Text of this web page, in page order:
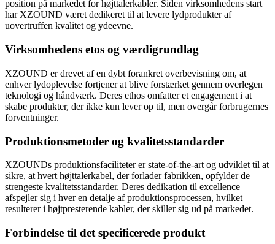
position på markedet for højttalerkabler. Siden virksomhedens start
har XZOUND været dedikeret til at levere lydprodukter af
uovertruffen kvalitet og ydeevne.
Virksomhedens etos og værdigrundlag
XZOUND er drevet af en dybt forankret overbevisning om, at
enhver lydoplevelse fortjener at blive forstærket gennem overlegen
teknologi og håndværk. Deres ethos omfatter et engagement i at
skabe produkter, der ikke kun lever op til, men overgår forbrugernes
forventninger.
Produktionsmetoder og kvalitetsstandarder
XZOUNDs produktionsfaciliteter er state-of-the-art og udviklet til at
sikre, at hvert højttalerkabel, der forlader fabrikken, opfylder de
strengeste kvalitetsstandarder. Deres dedikation til excellence
afspejler sig i hver en detalje af produktionsprocessen, hvilket
resulterer i højtpresterende kabler, der skiller sig ud på markedet.
Forbindelse til det specificerede produkt